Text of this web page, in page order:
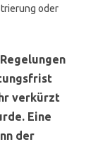
oder
verkürzt
Eine
der